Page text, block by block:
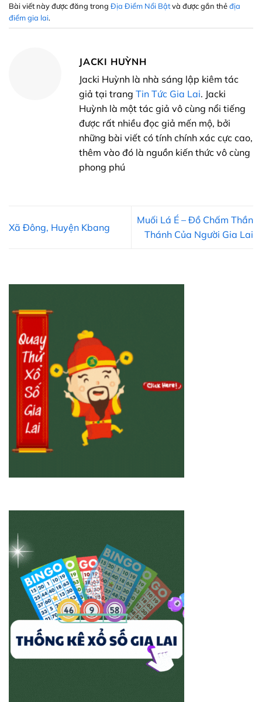
Bài viết này được đăng trong Địa Điểm Nổi Bậtvà được gắn thẻđịa
điểm gia lai.
JACKI HUỲNH
Jacki Huỳnh là nhà sáng lập kiêm tác
giả tại trang Tin Tức Gia Lai. Jacki
Huỳnh là một tác giả vô cùng nổi tiếng
được rất nhiều đọc giả mến mộ, bởi
những bài viết có tính chính xác cực cao,
thêm vào đó là nguồn kiến thức vô cùng
phong phú
Xã Đông, Huyện Kbang
Muối Lá É – Đồ Chấm Thần
Thánh Của Người Gia Lai